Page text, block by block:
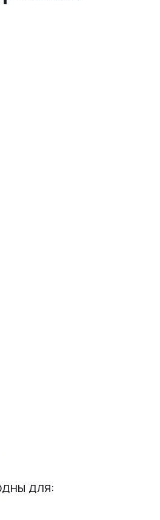
для: